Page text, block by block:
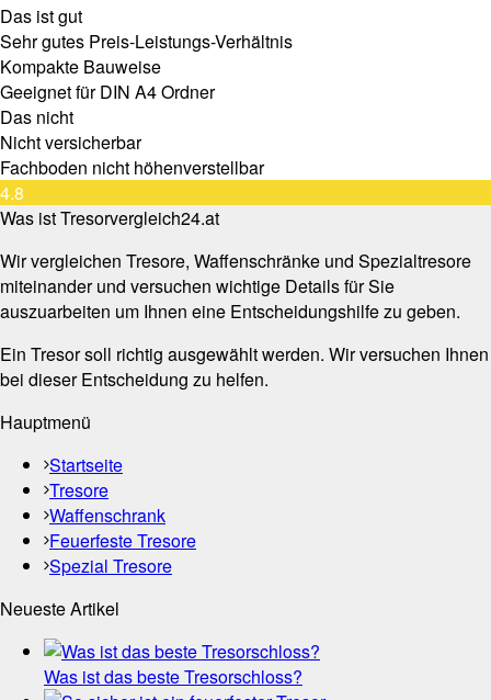
Das ist gut
Sehr gutes Preis-Leistungs-Verhältnis
Kompakte Bauweise
Geeignet für DIN A4 Ordner
Das nicht
Nicht versicherbar
Fachboden nicht höhenverstellbar
4.8
Was ist Tresorvergleich24.at
Wir vergleichen Tresore, Waffenschränke und Spezialtresore
miteinander und versuchen wichtige Details für Sie
auszuarbeiten um Ihnen eine Entscheidungshilfe zu geben.
Ein Tresor soll richtig ausgewählt werden. Wir versuchen Ihnen
bei dieser Entscheidung zu helfen.
Hauptmenü
Startseite
Tresore
Waffenschrank
Feuerfeste Tresore
Spezial Tresore
Neueste Artikel
Was ist das beste Tresorschloss?